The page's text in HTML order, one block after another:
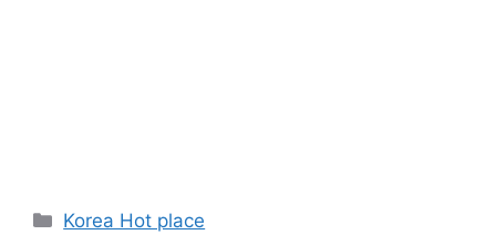
Categories
Korea Hot place